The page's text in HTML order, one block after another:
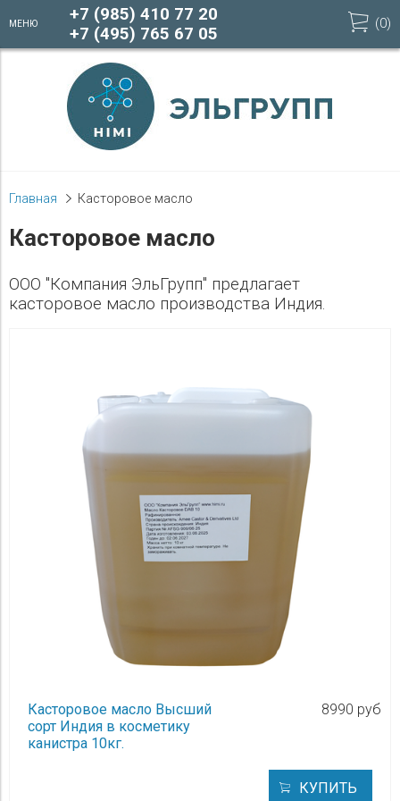
МЕНЮ
+7 (985) 410 77 20
+7 (495) 765 67 05
(0)
Главная Касторовое масло
Касторовое масло
ООО "Компания ЭльГрупп" предлагает
касторовое масло производства Индия.
Касторовое масло Высший
сорт Индия в косметику
канистра 10кг.
8990 руб
КУПИТЬ